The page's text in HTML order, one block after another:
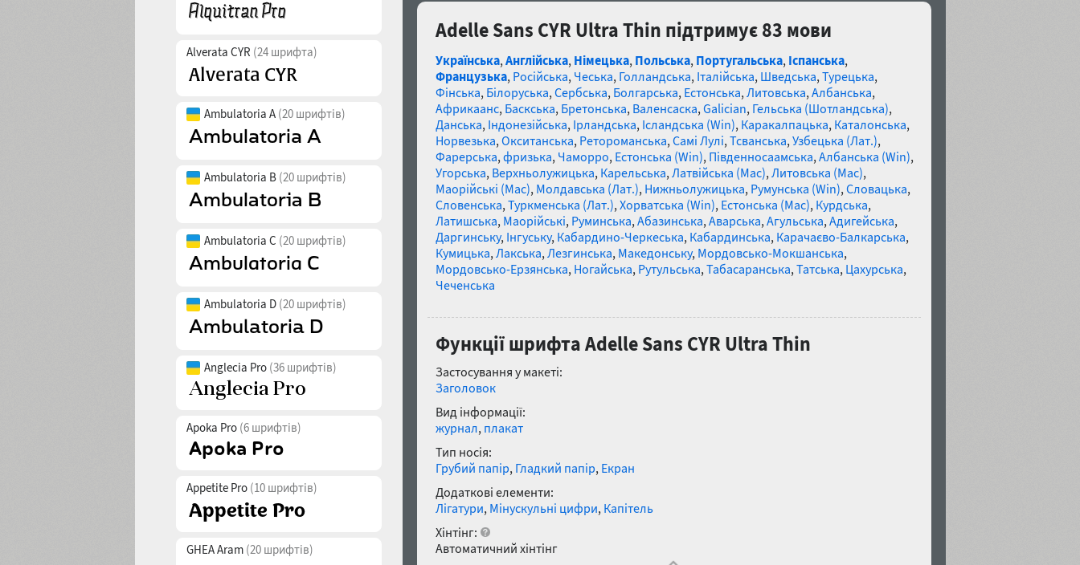
Alverata CYR (24 шрифта)
Ambulatoria A (20 шрифтів)
Ambulatoria B (20 шрифтів)
Ambulatoria C (20 шрифтів)
Ambulatoria D (20 шрифтів)
Anglecia Pro (36 шрифтів)
Apoka Pro (6 шрифтів)
Appetite Pro (10 шрифтів)
GHEA Aram (20 шрифтів)
Adelle Sans CYR Ultra Thin підтримує 83 мови
Українська,Англійська, Німецька, Польська, Португальська, Іспанська,
Французька, Російська, Чеська, Голландська, Італійська, Шведська,Турецька,
Фінська, Білоруська,Сербська, Болгарська, Естонська,Литовська,Албанська,
Африкаанс, Баскська, Бретонська, Валенсаска,Galician, Гельська (Шотландська),
Данська, Індонезійська, Ірландська, Ісландська (Win), Каракалпацька, Каталонська,
Норвезька,Окситанська, Ретороманська,Самі Лулі,Тсванська,Узбецька (Лат.),
Фарерська,фризька, Чаморро, Естонська (Win), Південносаамська,Албанська (Win),
Угорська, Верхньолужицька, Карельська,Латвійська (Mac),Литовська (Mac),
Маорійські (Mac), Молдавська (Лат.), Нижньолужицька, Румунська (Win),Словацька,
Словенська,Туркменська (Лат.),Хорватська (Win), Естонська (Mac), Курдська,
Латишська, Маорійські, Руминська,Абазинська,Аварська,Агульська,Адигейська,
Даргинську, Інгуську, Кабардино-Черкеська, Кабардинська, Карачаєво-Балкарська,
Кумицька,Лакська,Лезгинська, Македонську, Мордовсько-Мокшанська,
Мордовсько-Ерзянська, Ногайська, Рутульська,Табасаранська,Татська, Цахурська,
Чеченська
Функції шрифта Adelle Sans CYR Ultra Thin
Застосування у макеті:
Заголовок
Вид інформації:
журнал, плакат
Тип носія:
Грубий папір, Гладкий папір, Екран
Додаткові елементи:
Лігатури, Мінускульні цифри, Капітель
Хінтінг:
Автоматичний хінтінг